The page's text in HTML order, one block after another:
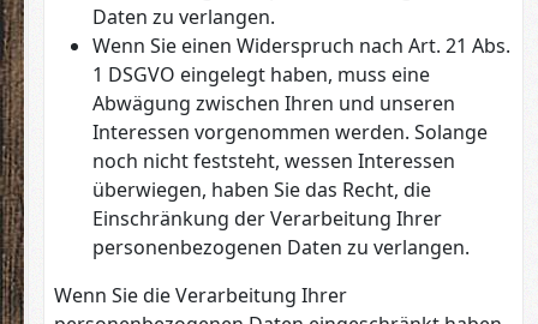
Daten zu verlangen.
Wenn Sie einen Widerspruch nach Art. 21 Abs.
1 DSGVO eingelegt haben, muss eine
Abwägung zwischen Ihren und unseren
Interessen vorgenommen werden. Solange
noch nicht feststeht, wessen Interessen
überwiegen, haben Sie das Recht, die
Einschränkung der Verarbeitung Ihrer
personenbezogenen Daten zu verlangen.
Wenn Sie die Verarbeitung Ihrer